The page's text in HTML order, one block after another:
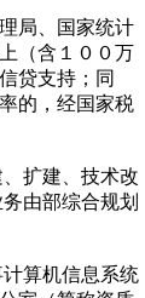
局、国家统计
（含１００万
贷支持；同
的，经国家税
扩建、技术改
由部综合规划
算机信息系统